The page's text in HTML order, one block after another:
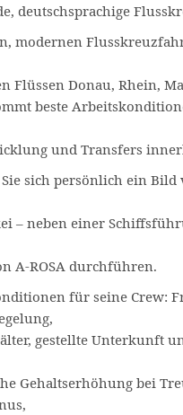
deutschsprachige
modernen
Flüssen Donau, Rhein,
beste
und Transfers
sich persönlich ein Bild
– neben einer
A-ROSA durchführen.
für seine Crew:
gestellte Unterkunft
Gehaltserhöhung bei